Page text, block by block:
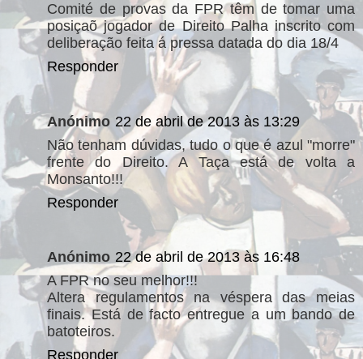
Comité de provas da FPR têm de tomar uma
posiçaõ jogador de Direito Palha inscrito com
deliberação feita á pressa datada do dia 18/4
Responder
Anónimo 22 de abril de 2013 às 13:29
Não tenham dúvidas, tudo o que é azul "morre"
frente do Direito. A Taça está de volta a
Monsanto!!!
Responder
Anónimo 22 de abril de 2013 às 16:48
A FPR no seu melhor!!!
Altera regulamentos na véspera das meias
finais. Está de facto entregue a um bando de
batoteiros.
Responder